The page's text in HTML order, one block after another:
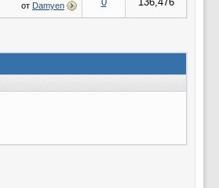
от Damyen